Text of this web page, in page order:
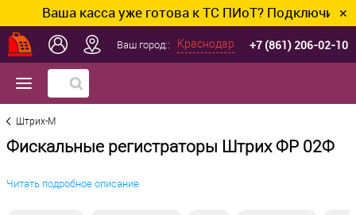
Ваша касса уже готова к ТС ПИоТ? Подключим и ✕
Ваш город:: Краснодар +7 (861) 206-02-10
Штрих-М
Фискальные регистраторы Штрих ФР 02Ф
Читать подробное описание